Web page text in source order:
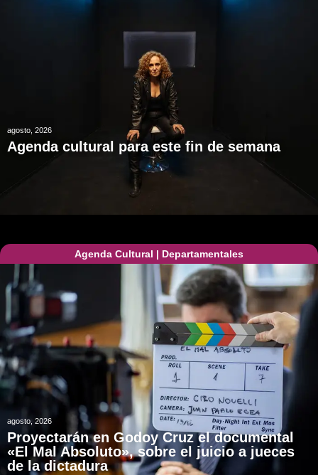
agosto, 2026
Agenda cultural para este fin de semana
Agenda Cultural | Departamentales
agosto, 2026
Proyectarán en Godoy Cruz el documental
«El Mal Absoluto», sobre el juicio a jueces
de la dictadura